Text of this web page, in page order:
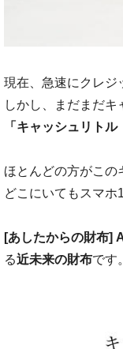
現在、急速にクレジ
しかし、まだまだキ
「キャッシュリトル
ほとんどの方がこの
どこにいてもスマホ
[あしたからの財布]
る近未来の財布です。